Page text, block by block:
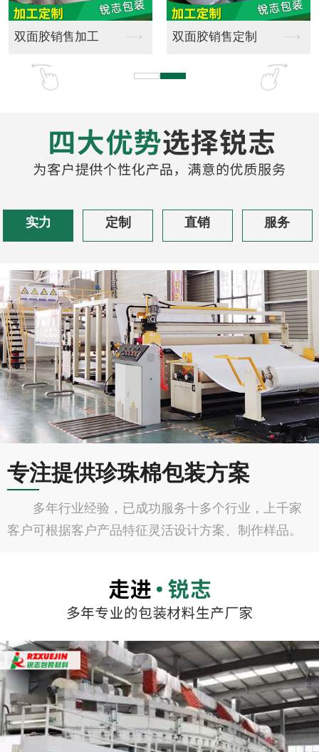
珍珠棉材料销售
实力 定制 直销 服务
专注提供珍珠棉包装方案
多年行业经验，已成功服务十多个行业，上千家
客户可根据客户产品特征灵活设计方案、制作样品。